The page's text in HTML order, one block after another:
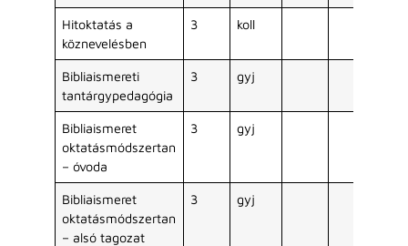
Hitoktatás a
köznevelésben
3 koll
Bibliaismereti
tantárgypedagógia
3 gyj
Bibliaismeret
oktatásmódszertan
– óvoda
3 gyj
Bibliaismeret
oktatásmódszertan
– alsó tagozat
3 gyj